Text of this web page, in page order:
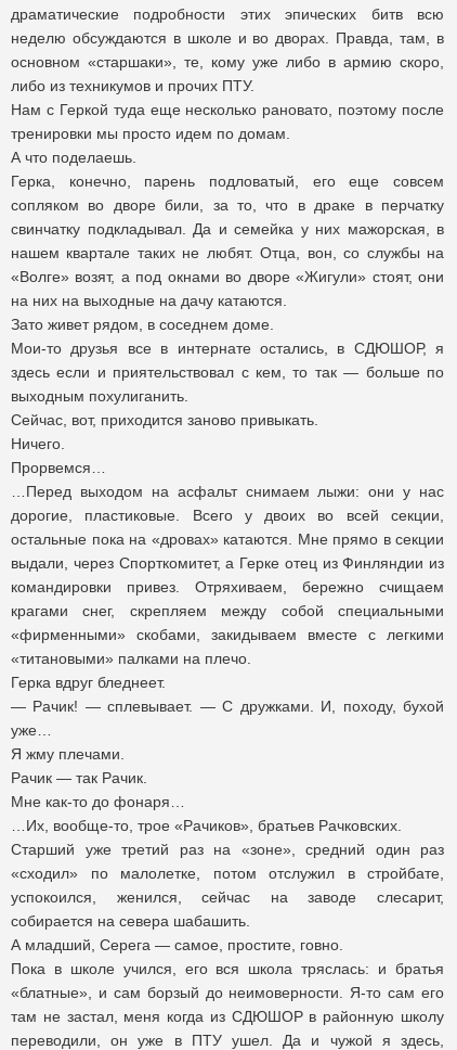
драматические подробности этих эпических битв всю
неделю обсуждаются в школе и во дворах. Правда, там, в
основном «старшаки», те, кому уже либо в армию скоро,
либо из техникумов и прочих ПТУ.
Нам с Геркой туда еще несколько рановато, поэтому после
тренировки мы просто идем по домам.
А что поделаешь.
Герка, конечно, парень подловатый, его еще совсем
сопляком во дворе били, за то, что в драке в перчатку
свинчатку подкладывал. Да и семейка у них мажорская, в
нашем квартале таких не любят. Отца, вон, со службы на
«Волге» возят, а под окнами во дворе «Жигули» стоят, они
на них на выходные на дачу катаются.
Зато живет рядом, в соседнем доме.
Мои-то друзья все в интернате остались, в СДЮШОР, я
здесь если и приятельствовал с кем, то так — больше по
выходным похулиганить.
Сейчас, вот, приходится заново привыкать.
Ничего.
Прорвемся…
…Перед выходом на асфальт снимаем лыжи: они у нас
дорогие, пластиковые. Всего у двоих во всей секции,
остальные пока на «дровах» катаются. Мне прямо в секции
выдали, через Спорткомитет, а Герке отец из Финляндии из
командировки привез. Отряхиваем, бережно счищаем
крагами снег, скрепляем между собой специальными
«фирменными» скобами, закидываем вместе с легкими
«титановыми» палками на плечо.
Герка вдруг бледнеет.
— Рачик! — сплевывает. — С дружками. И, походу, бухой
уже…
Я жму плечами.
Рачик — так Рачик.
Мне как-то до фонаря…
…Их, вообще-то, трое «Рачиков», братьев Рачковских.
Старший уже третий раз на «зоне», средний один раз
«сходил» по малолетке, потом отслужил в стройбате,
успокоился, женился, сейчас на заводе слесарит,
собирается на севера шабашить.
А младший, Серега — самое, простите, говно.
Пока в школе учился, его вся школа тряслась: и братья
«блатные», и сам борзый до неимоверности. Я-то сам его
там не застал, меня когда из СДЮШОР в районную школу
переводили, он уже в ПТУ ушел. Да и чужой я здесь,